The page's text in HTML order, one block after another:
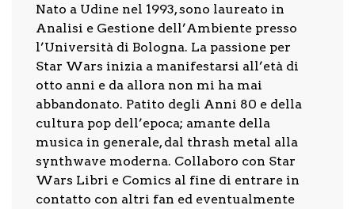
Nato a Udine nel 1993, sono laureato in
Analisi e Gestione dell’Ambiente presso
l’Università di Bologna. La passione per
Star Wars inizia a manifestarsi all’età di
otto anni e da allora non mi ha mai
abbandonato. Patito degli Anni 80 e della
cultura pop dell’epoca; amante della
musica in generale, dal thrash metal alla
synthwave moderna. Collaboro con Star
Wars Libri e Comics al fine di entrare in
contatto con altri fan ed eventualmente